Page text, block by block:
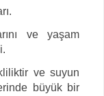
ve yaşam
ve suyun
büyük bir